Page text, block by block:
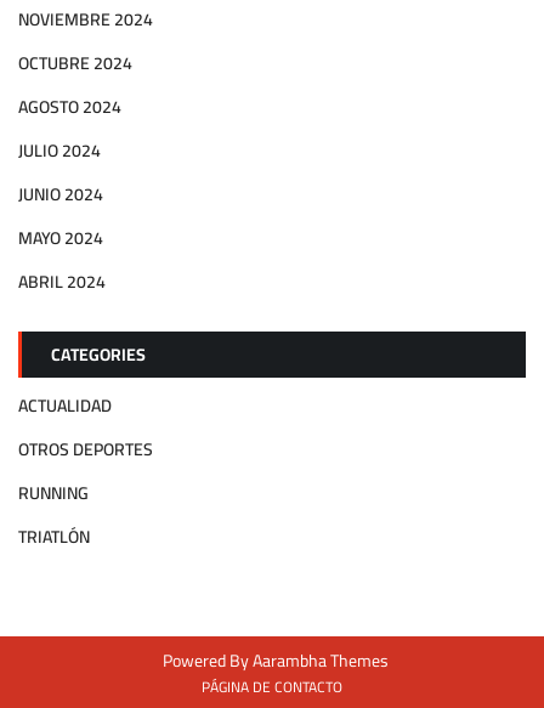
NOVIEMBRE 2024
OCTUBRE 2024
AGOSTO 2024
JULIO 2024
JUNIO 2024
MAYO 2024
ABRIL 2024
CATEGORIES
ACTUALIDAD
OTROS DEPORTES
RUNNING
TRIATLÓN
Powered ByAarambha Themes
PÁGINA DE CONTACTO